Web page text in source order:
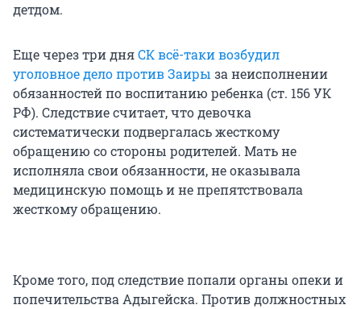
детдом.
Еще через три дняСК всё-таки возбудил
уголовное дело против Заиры за неисполнении
обязанностей по воспитанию ребенка (ст. 156 УК
РФ). Следствие считает, что девочка
систематически подвергалась жесткому
обращению со стороны родителей. Мать не
исполняла свои обязанности, не оказывала
медицинскую помощь и не препятствовала
жесткому обращению.
Кроме того, под следствие попали органы опеки и
попечительства Адыгейска. Против должностных